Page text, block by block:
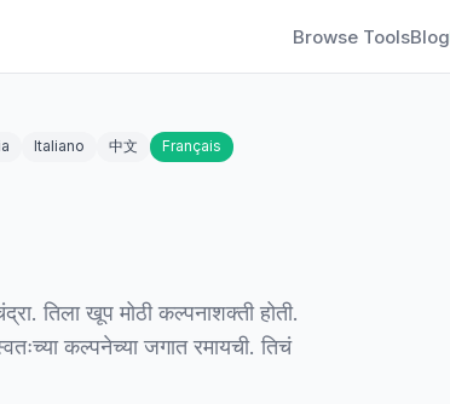
Browse ToolsBlog
Italiano 中文 Français
तिला खूप मोठी कल्पनाशक्ती होती.
कल्पनेच्या जगात रमायची. तिचं